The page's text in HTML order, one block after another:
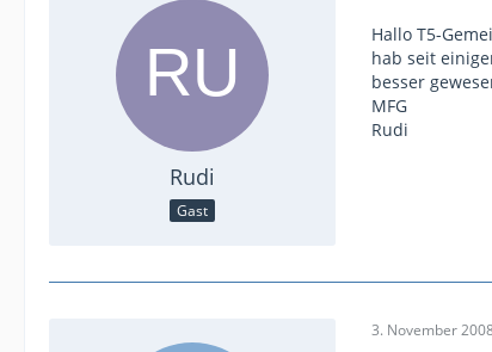
Rudi
Gast
Hallo T5-
hab seit
besser
MFG
Rudi
3. November